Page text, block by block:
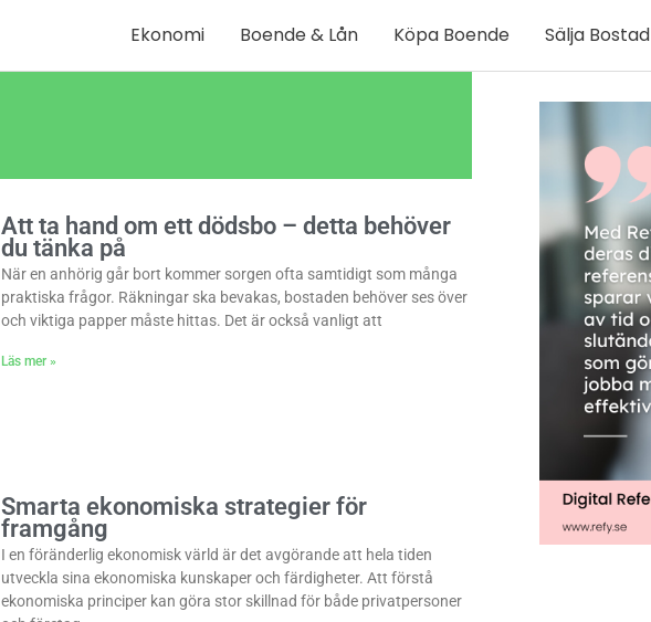
Ekonomi Boende & Lån Köpa Boende Sälja Bostad
Att ta hand om ett dödsbo – detta behöver
du tänka på
När en anhörig går bort kommer sorgen ofta samtidigt som många
praktiska frågor. Räkningar ska bevakas, bostaden behöver ses över
och viktiga papper måste hittas. Det är också vanligt att
Läs mer »
Smarta ekonomiska strategier för
framgång
I en föränderlig ekonomisk värld är det avgörande att hela tiden
utveckla sina ekonomiska kunskaper och färdigheter. Att förstå
ekonomiska principer kan göra stor skillnad för både privatpersoner